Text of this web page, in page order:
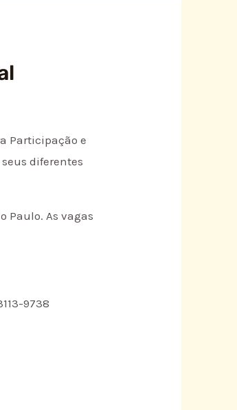
Participação e
diferentes
Paulo. As vagas
9738